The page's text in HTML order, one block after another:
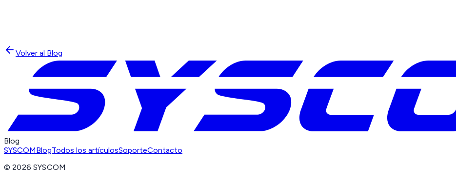
Volver al Blog
Blog
SYSCOMBlogTodos los artículosSoporteContacto
©2026 SYSCOM